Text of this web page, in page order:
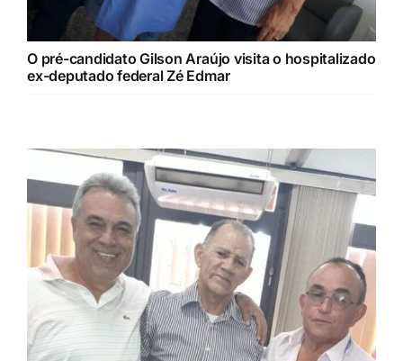
O pré-candidato Gilson Araújo visita o hospitalizado
ex-deputado federal Zé Edmar